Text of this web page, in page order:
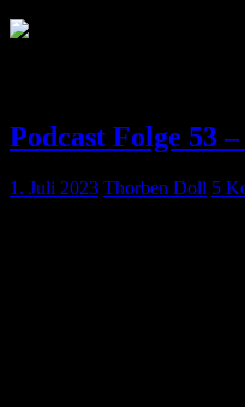
Podcast Folge 53
1. Juli 2023 Thorben Doll 5